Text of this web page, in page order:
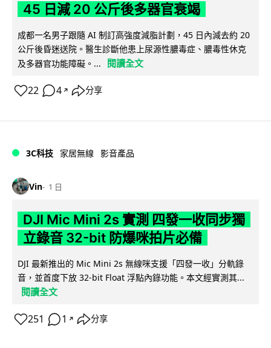
45 日減 20 公斤後多器官衰竭
成都一名男子跟隨 AI 制訂高強度減脂計劃，45 日內減去約 20
公斤後昏迷送院。醫生診斷他患上尿源性膿毒症、膿毒性休克
及多器官功能障礙。...
閱讀全文
22 4 ↗ 分享
3C科技 家居無線 影音產品
Vin 1 日
DJI Mic Mini 2s 實測 四發一收同步獨
立錄音 32-bit 防爆咪拍片必備
DJI 最新推出的 Mic Mini 2s 無線咪支援「四發一收」分軌錄
音，並首度下放 32-bit Float 浮點內錄功能。本文經實測其...
閱讀全文
251 1 ↗ 分享